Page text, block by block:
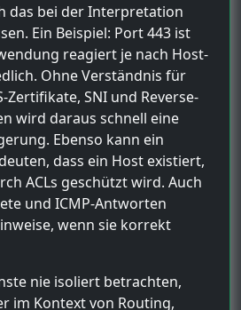
das bei der Interpretation
Ein Beispiel: Port 443 ist
reagiert je nach Host-
Ohne Verständnis für
Zertifikate, SNI und Reverse-
wird daraus schnell eine
Ebenso kann ein
dass ein Host existiert,
ACLs geschützt wird. Auch
und ICMP-Antworten
wenn sie korrekt
nie isoliert betrachten,
im Kontext von Routing,